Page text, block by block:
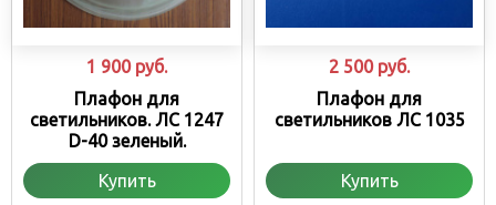
1 900 руб.
Плафон для
светильников. ЛС 1247
D-40 зеленый.
Купить
2 500 руб.
Плафон для
светильников ЛС 1035
Купить